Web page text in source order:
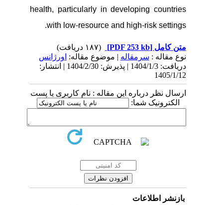
health, particularly in developing countries
with low-resource and high-risk settings.
متن کامل[PDF 253 kb]
نوع مقاله : سرمقاله| موضوع مقاله:اورژانس
دریافت: 1404/1/3 | پذیرش: 1404/2/30 | انتشار:
1405/1/12
ارسال نظر درباره این مقاله : نام کاربری یا پست
الکترونیک شما:
بازنشر اطلاعات